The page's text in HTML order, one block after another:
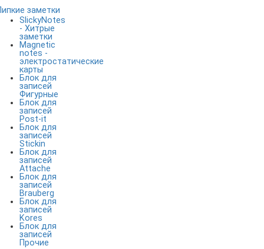
заметки
SlickyNotes
- Хитрые
заметки
Magnetic
notes -
электростатические
карты
Блок для
записей
Фигурные
Блок для
записей
Post-it
Блок для
записей
Stickin
Блок для
записей
Attache
Блок для
записей
Brauberg
Блок для
записей
Kores
Блок для
записей
Прочие